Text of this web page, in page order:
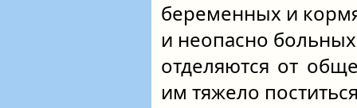
беременных и
и неопасно
отделяются от
им тяжело